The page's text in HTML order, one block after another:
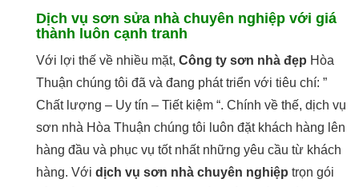
Dịch vụ sơn sửa nhà chuyên nghiệp với giá
thành luôn cạnh tranh
Với lợi thế về nhiều mặt, Công ty sơn nhà đẹp Hòa
Thuận chúng tôi đã và đang phát triển với tiêu chí: ”
Chất lượng – Uy tín – Tiết kiệm “. Chính về thế, dịch vụ
sơn nhà Hòa Thuận chúng tôi luôn đặt khách hàng lên
hàng đầu và phục vụ tốt nhất những yêu cầu từ khách
hàng. Với dịch vụ sơn nhà chuyên nghiệp trọn gói